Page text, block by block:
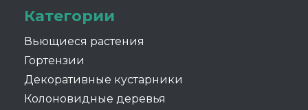
Категории
Вьющиеся растения
Гортензии
Декоративные кустарники
Колоновидные деревья